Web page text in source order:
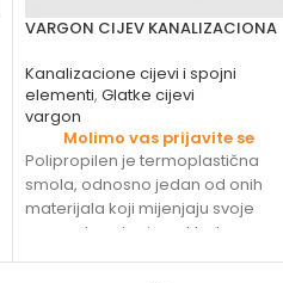
VARGON CIJEV KANALIZACIONA
Kanalizacione cijevi i spojni
elementi, Glatke cijevi
vargon
Molimo vas prijavite se
Polipropilen je termoplastična
smola, odnosno jedan od onih
materijala koji mijenjaju svoje
agregatno stanje u skladu s
toplinom. Pozitivna svojstva